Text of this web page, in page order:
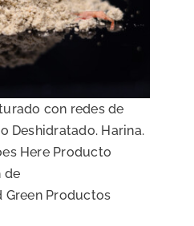
gamba
con redes de
Deshidratado. Harina.
Here Producto
de
Productos